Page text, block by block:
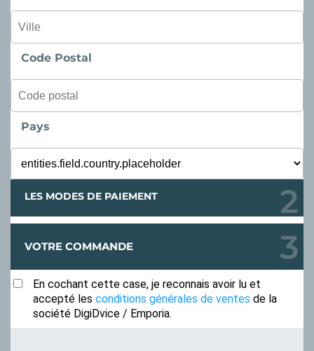
Code Postal
Pays
LES MODES DE PAIEMENT
VOTRE COMMANDE
En cochant cette case, je reconnais avoir lu et
accepté les conditions générales de ventes de la
société DigiDvice / Emporia.